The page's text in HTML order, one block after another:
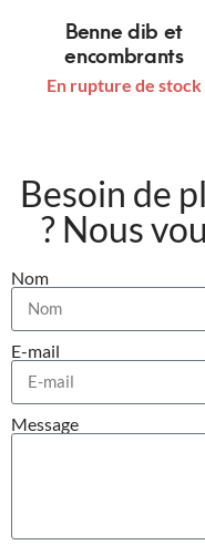
Benne dib et
encombrants
En rupture de stock
Besoin de
? Nous
Nom
E-mail
Message